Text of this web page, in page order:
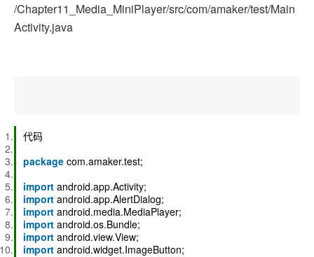
/Chapter11_Media_MiniPlayer/src/com/amaker/test/Main
Activity.java
代码
package com.amaker.test;
import android.app.Activity;
import android.app.AlertDialog;
import android.media.MediaPlayer;
import android.os.Bundle;
import android.view.View;
import android.widget.ImageButton;